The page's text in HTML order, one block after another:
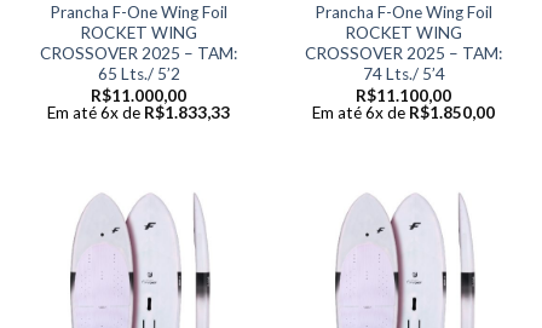
Prancha F-One Wing Foil
ROCKET WING
CROSSOVER 2025 – TAM:
65 Lts./ 5’2
R$11.000,00
Em até 6x de R$1.833,33
Prancha F-One Wing Foil
ROCKET WING
CROSSOVER 2025 – TAM:
74 Lts./ 5’4
R$11.100,00
Em até 6x de R$1.850,00